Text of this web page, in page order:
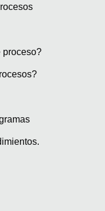
proceso?